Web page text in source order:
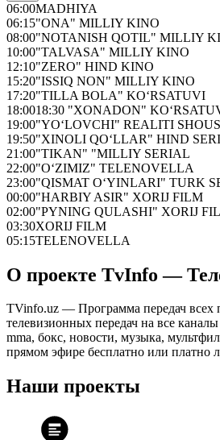
06:00MADHIYA
06:15"ONA" MILLIY KINO
08:00"NOTANISH QOTIL" MILLIY
10:00"TALVASA" MILLIY KINO
12:10"ZERO" HIND KINO
15:20"ISSIQ NON" MILLIY KINO
17:20"TILLA BOLA" KO‘RSATUVI
18:0018:30 "XONADON"
19:00"YO‘LOVCHI" REALITI
19:50"XINOLI QO‘LLAR" HIND
21:00"TIKAN" "MILLIY SERIAL
22:00"O‘ZIMIZ" TELENOVELLA
23:00"QISMAT O‘YINLARI" TURK
00:00"HARBIY ASIR" XORIJ FILM
02:00"PYNING QULASHI" XORIJ
03:30XORIJ FILM
05:15TELENOVELLA
О проекте TvInfo —
TVinfo.uz — Программа передач всех
телевизионных передач на все
mma, бокс, новости, музыка,
прямом эфире бесплатно или платно
Наши проекты